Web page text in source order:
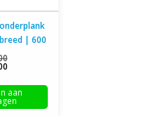
| 600
aan